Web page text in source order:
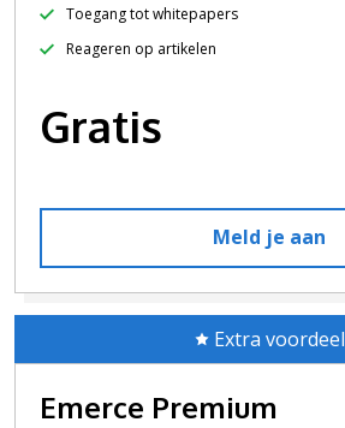
Toegang tot whitepapers
Reageren op artikelen
Gratis
Meld je aan
Extra voordeel
Emerce Premium